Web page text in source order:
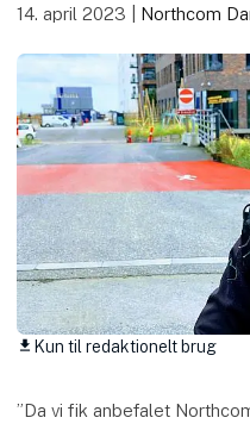
14. april 2023 Northcom
download Kun til redaktionelt brug
”Da vi fik anbefalet